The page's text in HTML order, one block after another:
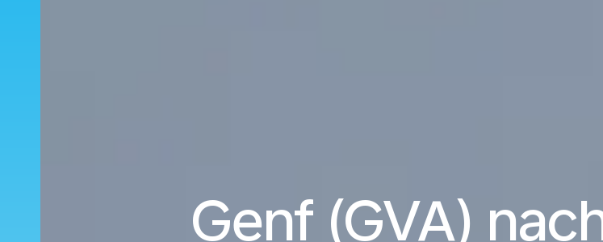
Genf (GVA)